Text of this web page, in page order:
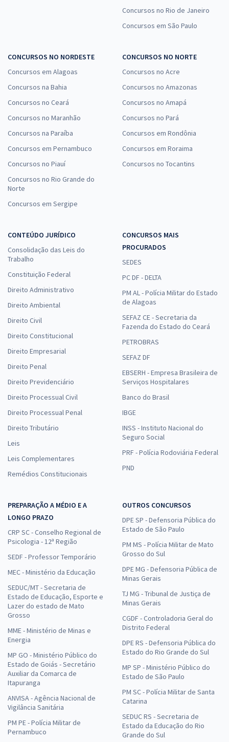
Concursos no Rio de Janeiro
Concursos em São Paulo
CONCURSOS NO NORDESTE
Concursos em Alagoas
Concursos na Bahia
Concursos no Ceará
Concursos no Maranhão
Concursos na Paraíba
Concursos em Pernambuco
Concursos no Piauí
Concursos no Rio Grande do
Norte
Concursos em Sergipe
CONCURSOS NO NORTE
Concursos no Acre
Concursos no Amazonas
Concursos no Amapá
Concursos no Pará
Concursos em Rondônia
Concursos em Roraima
Concursos no Tocantins
CONTEÚDO JURÍDICO
Consolidação das Leis do
Trabalho
Constituição Federal
Direito Administrativo
Direito Ambiental
Direito Civil
Direito Constitucional
Direito Empresarial
Direito Penal
Direito Previdenciário
Direito Processual Civil
Direito Processual Penal
Direito Tributário
Leis
Leis Complementares
Remédios Constitucionais
CONCURSOS MAIS
PROCURADOS
SEDES
PC DF - DELTA
PM AL - Polícia Militar do Estado
de Alagoas
SEFAZ CE - Secretaria da
Fazenda do Estado do Ceará
PETROBRAS
SEFAZ DF
EBSERH - Empresa Brasileira de
Serviços Hospitalares
Banco do Brasil
IBGE
INSS - Instituto Nacional do
Seguro Social
PRF - Polícia Rodoviária Federal
PND
PREPARAÇÃO A MÉDIO E A
LONGO PRAZO
CRP SC - Conselho Regional de
Psicologia - 12ª Região
SEDF - Professor Temporário
MEC - Ministério da Educação
SEDUC/MT - Secretaria de
Estado de Educação, Esporte e
Lazer do estado de Mato
Grosso
MME - Ministério de Minas e
Energia
MP GO - Ministério Público do
Estado de Goiás - Secretário
Auxiliar da Comarca de
Itapuranga
ANVISA - Agência Nacional de
Vigilância Sanitária
PM PE - Polícia Militar de
Pernambuco
OUTROS CONCURSOS
DPE SP - Defensoria Pública do
Estado de São Paulo
PM MS - Polícia Militar de Mato
Grosso do Sul
DPE MG - Defensoria Pública de
Minas Gerais
TJ MG - Tribunal de Justiça de
Minas Gerais
CGDF - Controladoria Geral do
Distrito Federal
DPE RS - Defensoria Pública do
Estado do Rio Grande do Sul
MP SP - Ministério Público do
Estado de São Paulo
PM SC - Polícia Militar de Santa
Catarina
SEDUC RS - Secretaria de
Estado da Educação do Rio
Grande do Sul